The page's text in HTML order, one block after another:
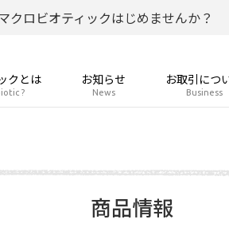
クロビオティックはじめませんか？
クとは
?
お知らせ
News
お取引につ
Business
商品情報